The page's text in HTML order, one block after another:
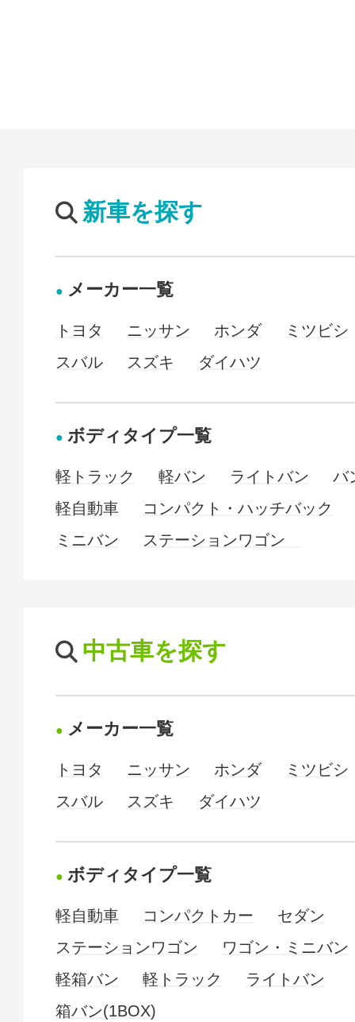
新車を探す
メーカー一覧
トヨタ ニッサン ホンダ
ミツビシ
スバル
スズキ ダイハツ
ボディタイプ一覧
軽トラック 軽バン ライトバン
バ
軽自動車
コンパクト・ハッチバック
ミニバン
ステーションワゴン
中古車を探す
メーカー一覧
トヨタ ニッサン ホンダ
ミツビシ
スバル
スズキ ダイハツ
ボディタイプ一覧
軽自動車 コンパクトカー
セダン
ステーションワゴン
ワゴン・ミニバン
軽箱バン
軽トラック
ライトバン
箱バン(1BOX)